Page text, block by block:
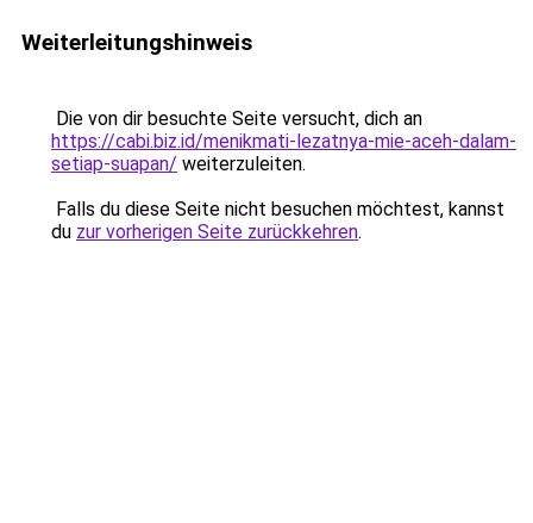
Weiterleitungshinweis
Die von dir besuchte Seite versucht, dich an
https://cabi.biz.id/menikmati-lezatnya-mie-aceh-dalam-
setiap-suapan/ weiterzuleiten.
Falls du diese Seite nicht besuchen möchtest, kannst
du zur vorherigen Seite zurückkehren.